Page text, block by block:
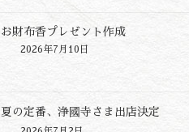
お財布香プレゼント作成
2026年7月10日
夏の定番、浄國寺さま出店決定